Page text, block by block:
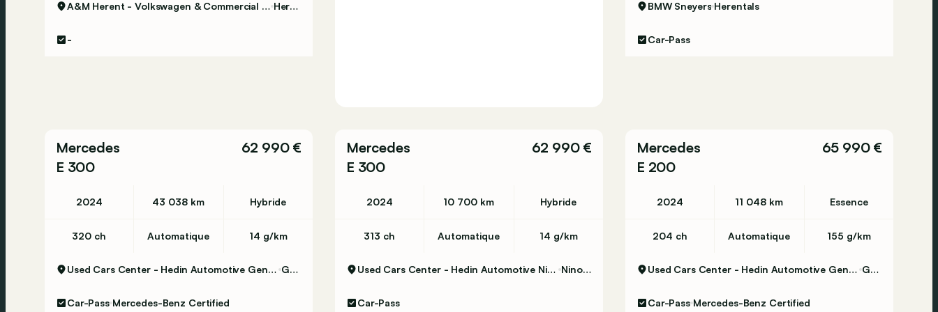
A&M Herent - Volkswagen & Commercial Vehicles Herent
-
BMW Sneyers Herentals
Car-Pass
Mercedes
E 300
62 990 €
2024 43 038 km Hybride
320 ch Automatique 14 g/km
Used Cars Center - Hedin Automotive Gent Certified Gent
Car-Pass Mercedes-Benz Certified
Mercedes
E 300
62 990 €
2024 10 700 km Hybride
313 ch Automatique 14 g/km
Used Cars Center - Hedin Automotive Ninove Ninove
Car-Pass
Mercedes
E 200
65 990 €
2024 11 048 km Essence
204 ch Automatique 155 g/km
Used Cars Center - Hedin Automotive Gent Certified Gent
Car-Pass Mercedes-Benz Certified